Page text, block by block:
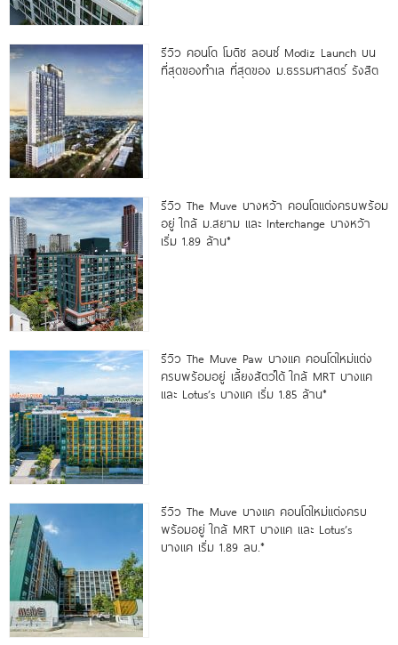
รีวิว คอนโด โมดิซ ลอนซ์ Modiz Launch บน
ที่สุดของทำเล ที่สุดของ ม.ธรรมศาสตร์ รังสิต
รีวิว The Muve บางหว้า คอนโดแต่งครบพร้อม
อยู่ ใกล้ ม.สยาม และ Interchange บางหว้า
เริ่ม 1.89 ล้าน*
รีวิว The Muve Paw บางแค คอนโดใหม่แต่ง
ครบพร้อมอยู่ เลี้ยงสัตว์ได้ ใกล้ MRT บางแค
และ Lotus’s บางแค เริ่ม 1.85 ล้าน*
รีวิว The Muve บางแค คอนโดใหม่แต่งครบ
พร้อมอยู่ ใกล้ MRT บางแค และ Lotus’s
บางแค เริ่ม 1.89 ลบ.*